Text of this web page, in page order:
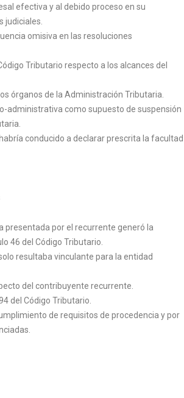
efectiva y al debido proceso en su
judiciales.
omisiva en las resoluciones
Tributario respecto a los alcances del
órganos de la Administración Tributaria.
administrativa como supuesto de suspensión
conducido a declarar prescrita la facultad
por el recurrente generó la
46 del Código Tributario.
resultaba vinculante para la entidad
del contribuyente recurrente.
del Código Tributario.
de requisitos de procedencia y por